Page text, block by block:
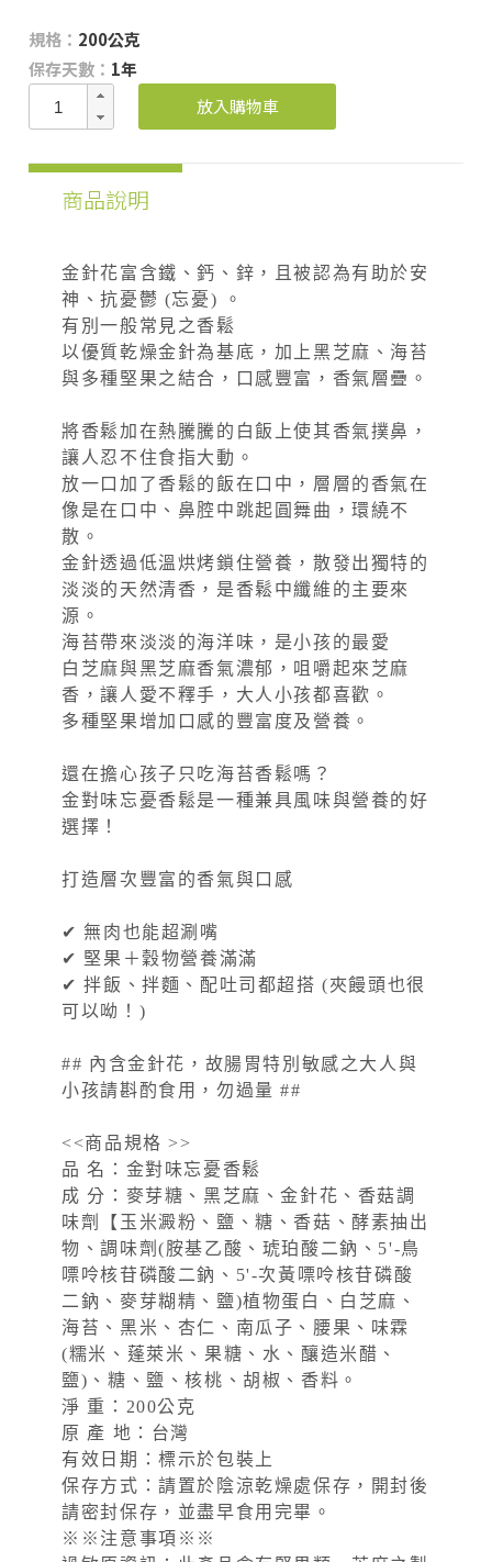
規格： 200公克
保存天數： 1年
放入購物車
商品說明
金針花富含鐵、鈣、鋅，且被認為有助於安
神、抗憂鬱 (忘憂) 。
有別一般常見之香鬆
以優質乾燥金針為基底，加上黑芝麻、海苔
與多種堅果之結合，口感豐富，香氣層疊。
將香鬆加在熱騰騰的白飯上使其香氣撲鼻，
讓人忍不住食指大動。
放一口加了香鬆的飯在口中，層層的香氣在
像是在口中、鼻腔中跳起圓舞曲，環繞不
散。
金針透過低溫烘烤鎖住營養，散發出獨特的
淡淡的天然清香，是香鬆中纖維的主要來
源。
海苔帶來淡淡的海洋味，是小孩的最愛
白芝麻與黑芝麻香氣濃郁，咀嚼起來芝麻
香，讓人愛不釋手，大人小孩都喜歡。
多種堅果增加口感的豐富度及營養。
還在擔心孩子只吃海苔香鬆嗎？
金對味忘憂香鬆是一種兼具風味與營養的好
選擇！
打造層次豐富的香氣與口感
✔ 無肉也能超涮嘴
✔ 堅果＋穀物營養滿滿
✔ 拌飯、拌麵、配吐司都超搭 (夾饅頭也很
可以呦！)
## 內含金針花，故腸胃特別敏感之大人與
小孩請斟酌食用，勿過量 ##
<<商品規格 >>
品 名：金對味忘憂香鬆
成 分：麥芽糖、黑芝麻、金針花、香菇調
味劑【玉米澱粉、鹽、糖、香菇、酵素抽出
物、調味劑(胺基乙酸、琥珀酸二鈉、5'-鳥
嘌呤核苷磷酸二鈉、5'-次黃嘌呤核苷磷酸
二鈉、麥芽糊精、鹽)植物蛋白、白芝麻、
海苔、黑米、杏仁、南瓜子、腰果、味霖
(糯米、蓬萊米、果糖、水、釀造米醋、
鹽)、糖、鹽、核桃、胡椒、香料。
淨 重：200公克
原 產 地：台灣
有效日期：標示於包裝上
保存方式：請置於陰涼乾燥處保存，開封後
請密封保存，並盡早食用完畢。
※※注意事項※※